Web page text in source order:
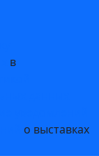
в
о выставках